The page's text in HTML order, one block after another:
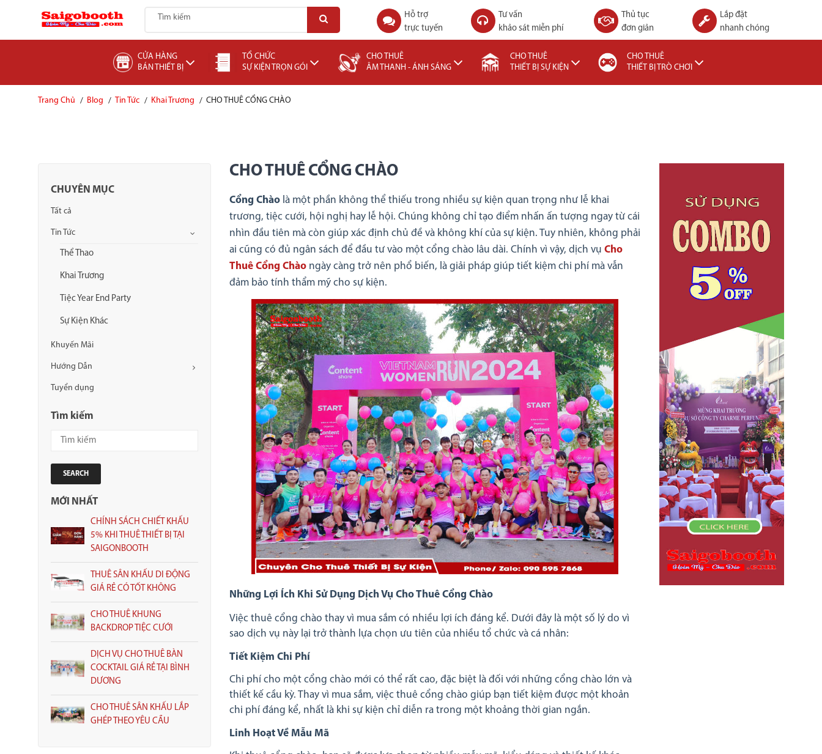
Hỗ trợ
trực tuyến
Tư vấn
khảo sát miễn phí
Thủ tục
đơn giản
Lắp đặt
nhanh chóng
CỬA HÀNG
BÁN THIẾT BỊ
TỔ CHỨC
SỰ KIỆN TRỌN GÓI
CHO THUÊ
ÂM THANH - ÁNH SÁNG
CHO THUÊ
THIẾT BỊ SỰ KIỆN
CHO THUÊ
THIẾT BỊ TRÒ CHƠI
Trang Chủ Blog Tin Tức Khai Trương CHO THUÊ CỔNG CHÀO
CHUYÊN MỤC
Tất cả
Tin Tức
Thể Thao
Khai Trương
Tiệc Year End Party
Sự Kiện Khác
Khuyến Mãi
Hướng Dẫn
Tuyển dụng
Tìm kiếm
SEARCH
MỚI NHẤT
CHÍNH SÁCH CHIẾT KHẤU
5% KHI THUÊ THIẾT BỊ TẠI
SAIGONBOOTH
THUÊ SÂN KHẤU DI ĐỘNG
GIÁ RẺ CÓ TỐT KHÔNG
CHO THUÊ KHUNG
BACKDROP TIỆC CƯỚI
DỊCH VỤ CHO THUÊ BÀN
COCKTAIL GIÁ RẺ TẠI BÌNH
DƯƠNG
CHO THUÊ SÂN KHẤU LẮP
GHÉP THEO YÊU CẦU
CHO THUÊ CỔNG CHÀO
Cổng Chàolà một phần không thể thiếu trong nhiều sự kiện quan trọng như lễ khai
trương, tiệc cưới, hội nghị hay lễ hội. Chúng không chỉ tạo điểm nhấn ấn tượng ngay từ cái
nhìn đầu tiên mà còn giúp xác định chủ đề và không khí của sự kiện. Tuy nhiên, không phải
ai cũng có đủ ngân sách để đầu tư vào một cổng chào lâu dài. Chính vì vậy, dịch vụ Cho
Thuê Cổng Chàongày càng trở nên phổ biến, là giải pháp giúp tiết kiệm chi phí mà vẫn
đảm bảo tính thẩm mỹ cho sự kiện.
Những Lợi Ích Khi Sử Dụng Dịch Vụ Cho Thuê Cổng Chào
Việc thuê cổng chào thay vì mua sắm có nhiều lợi ích đáng kể. Dưới đây là một số lý do vì
sao dịch vụ này lại trở thành lựa chọn ưu tiên của nhiều tổ chức và cá nhân:
Tiết Kiệm Chi Phí
Chi phí cho một cổng chào mới có thể rất cao, đặc biệt là đối với những cổng chào lớn và
thiết kế cầu kỳ. Thay vì mua sắm, việc thuê cổng chào giúp bạn tiết kiệm được một khoản
chi phí đáng kể, nhất là khi sự kiện chỉ diễn ra trong một khoảng thời gian ngắn.
Linh Hoạt Về Mẫu Mã